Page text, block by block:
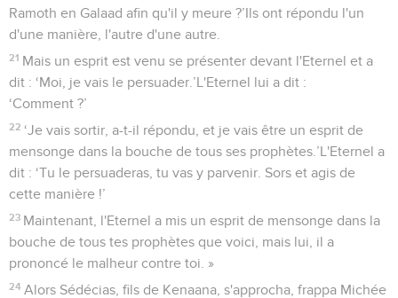
Ramoth en Galaad afin qu'il y meure ?’Ils ont répondu l'un
d'une manière, l'autre d'une autre.
21 Mais un esprit est venu se présenter devant l'Eternel et a
dit : ‘Moi, je vais le persuader.’L'Eternel lui a dit :
‘Comment ?’
22 ‘Je vais sortir, a-t-il répondu, et je vais être un esprit de
mensonge dans la bouche de tous ses prophètes.’L'Eternel a
dit : ‘Tu le persuaderas, tu vas y parvenir. Sors et agis de
cette manière !’
23 Maintenant, l'Eternel a mis un esprit de mensonge dans la
bouche de tous tes prophètes que voici, mais lui, il a
prononcé le malheur contre toi. »
24 Alors Sédécias, fils de Kenaana, s'approcha, frappa Michée